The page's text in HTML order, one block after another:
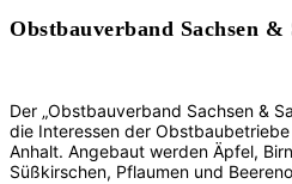
Obstbauverband Sachsen &
Der „Obstbauverband Sachsen &
die Interessen der
Anhalt. Angebaut werden Äpfel,
Süßkirschen, Pflaumen und